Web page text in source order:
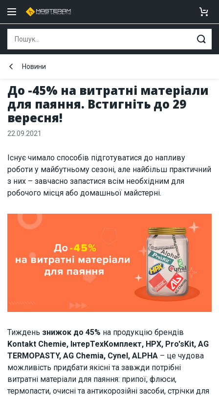
До -45% на витратні матеріали
для паяння. Встигніть до 29
вересня!
Новини
22.09.2021
Існує чимало способів підготуватися до напливу
роботи у майбутньому сезоні, але найбільш практичний
з них – завчасно запастися всім необхідним для
робочого місця або домашньої майстерні.
Тиждень знижок до 45% на продукцію брендів
Kontakt Chemie, ІнтерТехКомплект, HPX, Pro'sKit, AG
TERMOPASTY, AG Chemia, Cynel, ALPHA – це чудова
можливість придбати якісні та завжди потрібні
витратні матеріали для паяння: припої, флюси,
термопасти, очисні та антикорозійні засоби, стрічки для